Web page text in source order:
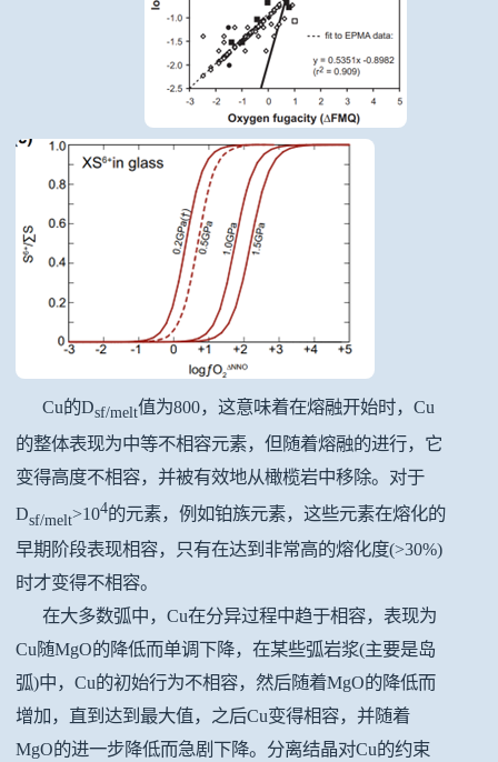
Cu的Dsf/melt值为800，这意味着在熔融开始时，Cu
的整体表现为中等不相容元素，但随着熔融的进行，它
变得高度不相容，并被有效地从橄榄岩中移除。对于
Dsf/melt>104的元素，例如铂族元素，这些元素在熔化的
早期阶段表现相容，只有在达到非常高的熔化度(>30%)
时才变得不相容。
在大多数弧中，Cu在分异过程中趋于相容，表现为
Cu随MgO的降低而单调下降，在某些弧岩浆(主要是岛
弧)中，Cu的初始行为不相容，然后随着MgO的降低而
增加，直到达到最大值，之后Cu变得相容，并随着
MgO的进一步降低而急剧下降。分离结晶对Cu的约束